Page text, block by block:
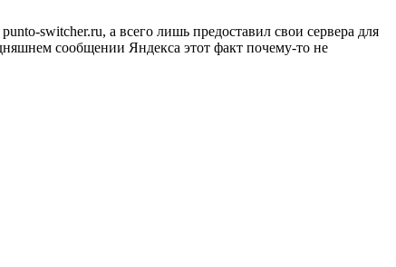
switcher.ru, а всего лишь предоставил свои сервера для
сообщении Яндекса этот факт почему-то не